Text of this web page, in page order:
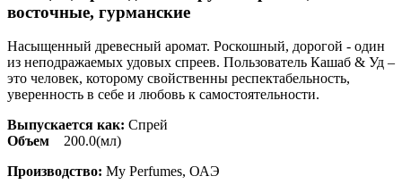
восточные, гурманские
Насыщенный древесный аромат. Роскошный, дорогой - один
из неподражаемых удовых спреев. Пользователь Кашаб & Уд –
это человек, которому свойственны респектабельность,
уверенность в себе и любовь к самостоятельности.
Выпускается как: Спрей
Объем 200.0(мл)
Производство: My Perfumes, ОАЭ